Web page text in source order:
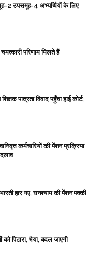
2 उपसमूह-4 अभ्यर्थियों के लिए
परिणाम मिलते हैं
पात्रता विवाद पहुँचा हाई कोर्ट;
कर्मचारियों की पेंशन प्रक्रिया
हार गए, घनश्याम की पेंशन पक्की
पिटारा, भैया, बदल जाएगी